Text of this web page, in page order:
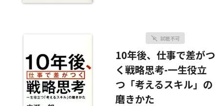
試聴不可
10年後、仕事で差がつ
く戦略思考-一生役立
つ「考えるスキル」の
磨きかた